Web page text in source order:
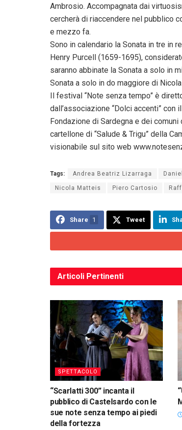
Ambrosio. Accompagnata dai
cercherà di riaccendere nel pubblico
e mezzo fa.
Sono in calendario la Sonata in tre in
Henry Purcell (1659-1695),
saranno abbinate la Sonata a solo in
Sonata a solo in do maggiore di
Il festival “Note senza tempo” è
dall’associazione “Dolci accenti” con
Fondazione di Sardegna e dei
cartellone di “Salude & Trigu” della
visionabile sul sito web
Tags: Andrea Beatriz Lizarraga
Nicola Matteis Piero Cartosio
Share 1 Tweet
Articoli Pertinenti
SPETTACOLO
“Scarlatti 300” incanta il
pubblico di Castelsardo con le
sue note senza tempo ai piedi
della fortezza